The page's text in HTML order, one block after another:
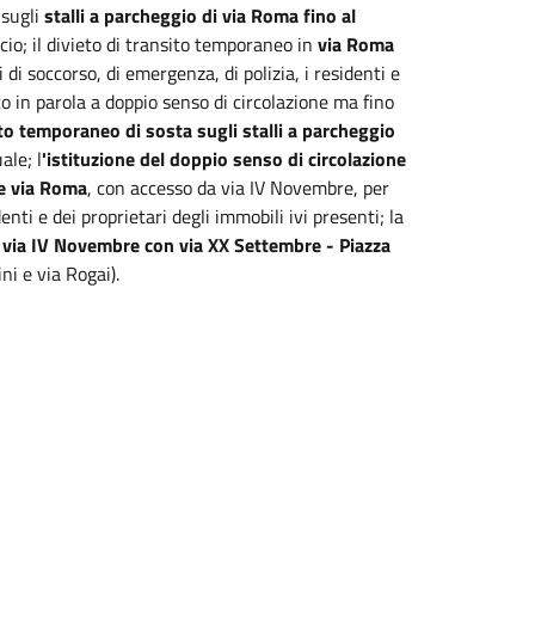
stalli a parcheggio di via Roma fino al
il divieto di transito temporaneo in via Roma
soccorso, di emergenza, di polizia, i residenti e
parola a doppio senso di circolazione ma fino
temporaneo di sosta sugli stalli a parcheggio
l'istituzione del doppio senso di circolazione
via Roma, con accesso da via IV Novembre, per
e dei proprietari degli immobili ivi presenti; la
IV Novembre con via XX Settembre - Piazza
e via Rogai).